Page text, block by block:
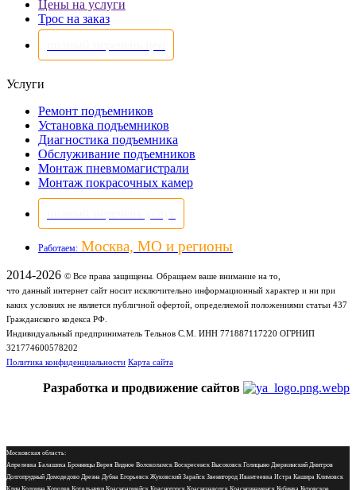
Цены на услуги
Трос на заказ
Услуги
Ремонт подъемников
Установка подъемников
Диагностика подъемника
Обслуживание подъемников
Монтаж пневмомагистрали
Монтаж покрасочных камер
Работаем: Москва, МО и регионы
2014-2026 © Все права защищены. Обращаем ваше внимание на то,
что данный интернет сайт носит исключительно информационный характер и ни при
каких условиях не является публичной офертой, определяемой положениями статьи 437
Гражданского кодекса РФ.
Индивидуальный предприниматель Тельнов С.М. ИНН 771887117220 ОГРНИП
321774600578202
Политика конфиденциальности Карта сайта
Разработка и продвижение сайтов
Московская область:
Апрелевка Балашиха Бронницы Верея Видное Волоколамск Воскресенск Высоковск Голицыно Дзержинский Дмитров
Долгопрудный Домодедово Дрезна Дубна Егорьевск Жуковский Зарайск Звенигород Ивантеевка Истра Кашира Климовск
Клин Коломна Королев Котельники Красноармейск Красногорск Краснозаводск Краснознаменск Кубинка Куровское